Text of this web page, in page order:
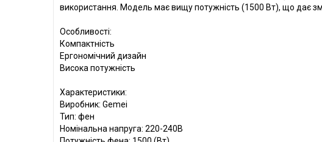
використання. Модель має вищу потужність (1500 Вт), що дає
Особливості:
Компактність
Ергономічний дизайн
Висока потужність
Характеристики:
Виробник: Gemei
Тип: фен
Номінальна напруга: 220-240В